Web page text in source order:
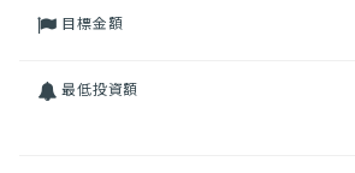
目標金額
最低投資額